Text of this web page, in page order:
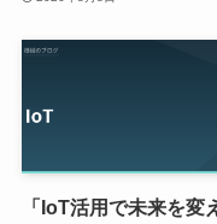
「IoT活用で未来を変